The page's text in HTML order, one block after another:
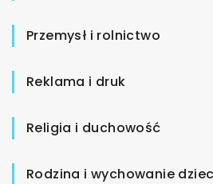
Przemysł i rolnictwo
Reklama i druk
Religia i duchowość
Rodzina i wychowanie